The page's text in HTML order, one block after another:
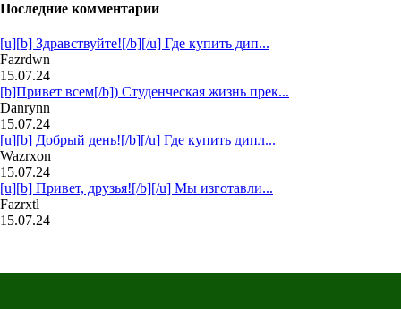
Последние комментарии
[u][b] Здравствуйте![/b][/u] Где купить дип...
Fazrdwn
15.07.24
[b]Привет всем[/b]) Студенческая жизнь прек...
Danrynn
15.07.24
[u][b] Добрый день![/b][/u] Где купить дипл...
Wazrxon
15.07.24
[u][b] Привет, друзья![/b][/u] Мы изготавли...
Fazrxtl
15.07.24